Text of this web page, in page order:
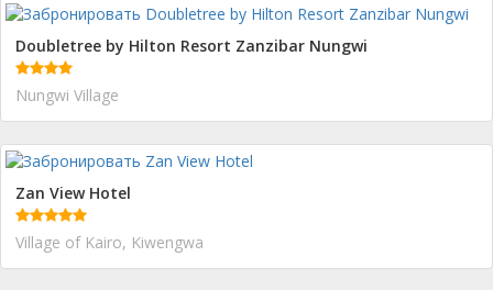
Doubletree by Hilton Resort Zanzibar Nungwi
Nungwi Village
Zan View Hotel
Village of Kairo, Kiwengwa